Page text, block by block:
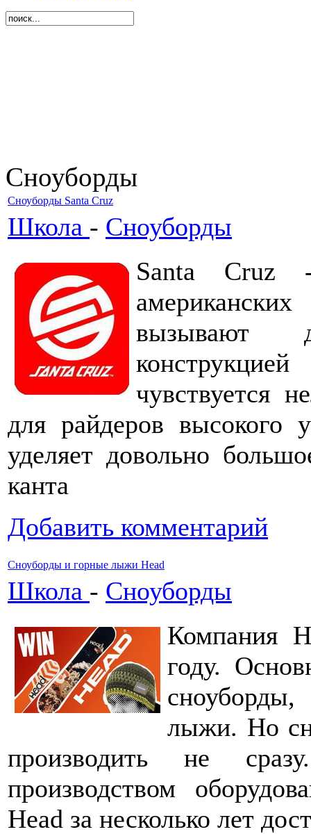
Сноуборды
Сноуборды Santa Cruz
Школа - Сноуборды
Santa
вызывают
чувствуется
для райдеров высокого
уделяет довольно
канта
Добавить комментарий
Сноуборды и горные лыжи Head
Школа - Сноуборды
Компания
году.
лыжи. Но
производить не
производством
Head за несколько лет